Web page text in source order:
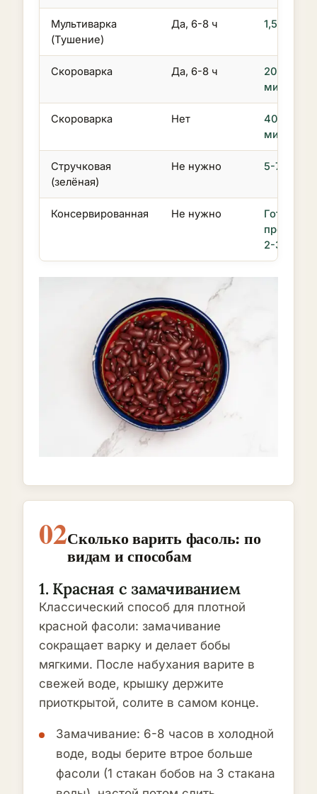
Мультиварка
(Тушение)
Да, 6-8 ч 1,5-2 ч
Скороварка Да, 6-8 ч
20-30
мин
Скороварка Нет
40-50
мин
Стручковая
(зелёная)
Не нужно 5-7 мин
Консервированная Не нужно
Готова,
прогрев
2-3 мин
02Сколько варить фасоль: по
видам и способам
1. Красная с замачиванием
Классический способ для плотной
красной фасоли: замачивание
сокращает варку и делает бобы
мягкими. После набухания варите в
свежей воде, крышку держите
приоткрытой, солите в самом конце.
Замачивание: 6-8 часов в холодной
воде, воды берите втрое больше
фасоли (1 стакан бобов на 3 стакана